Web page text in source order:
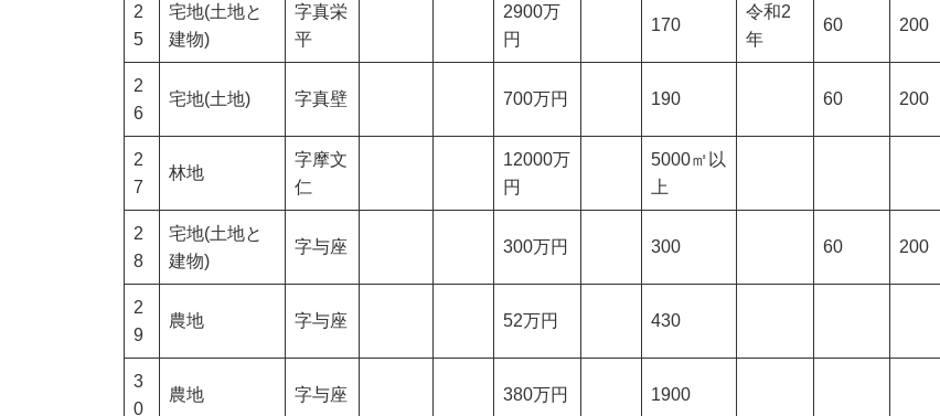
2
5
宅地(土地と
建物)
字真栄
平
2900万
円
170
令和2
年
60 200
2
6
宅地(土地) 字真壁 700万円 190 60 200
2
7
林地
字摩文
仁
12000万
円
5000㎡以
上
2
8
宅地(土地と
建物)
字与座 300万円 300 60 200
2
9
農地 字与座 52万円 430
3
0
農地 字与座 380万円 1900